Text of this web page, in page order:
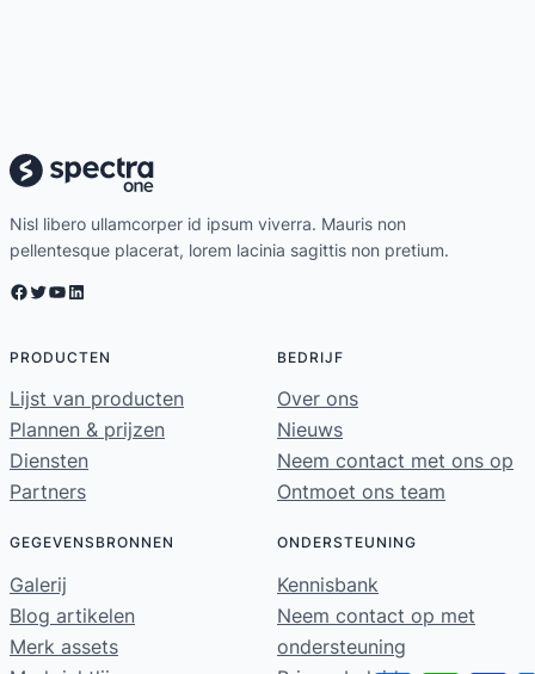
Nisl libero ullamcorper id ipsum viverra. Mauris non
pellentesque placerat, lorem lacinia sagittis non pretium.
Facebook Twitter YouTube LinkedIn
PRODUCTEN
Lijst van producten
Plannen & prijzen
Diensten
Partners
BEDRIJF
Over ons
Nieuws
Neem contact met ons op
Ontmoet ons team
GEGEVENSBRONNEN
Galerij
Blog artikelen
Merk assets
ONDERSTEUNING
Kennisbank
Neem contact op met
ondersteuning